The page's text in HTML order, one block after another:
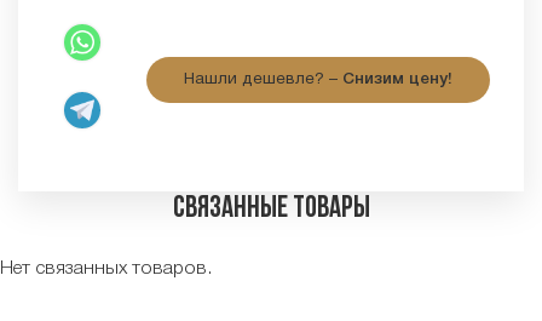
Нашли дешевле? – Снизим цену!
Связанные товары
Нет связанных товаров.